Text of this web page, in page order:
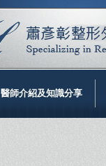
醫師介紹及知識分享